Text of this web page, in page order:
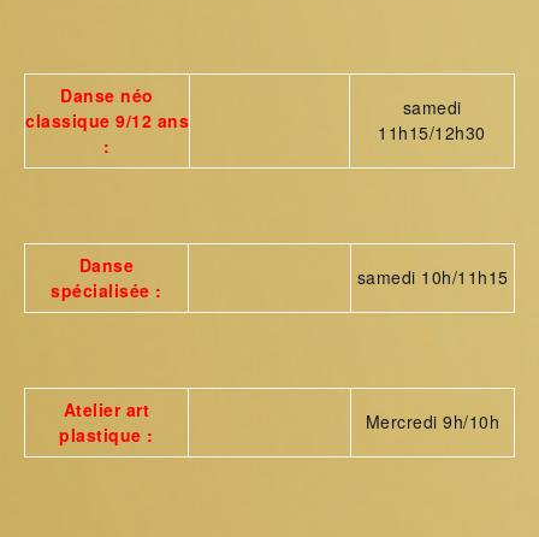
Danse néo
classique 9/12 ans
:
samedi
11h15/12h30
Danse
spécialisée :
samedi 10h/11h15
Atelier art
plastique :
Mercredi 9h/10h